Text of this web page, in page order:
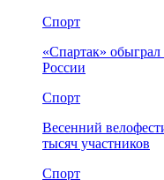
Спорт
«Спартак»
России
Спорт
Весенний
тысяч участников
Спорт